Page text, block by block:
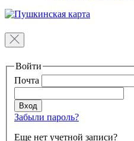
Войти
Почта
Забыли пароль?
Еще нет учетной записи?